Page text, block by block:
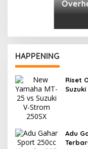
HAPPENING
Riset
Adu